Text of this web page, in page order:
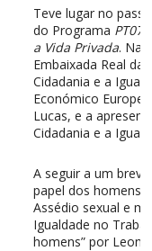
Teve lugar no
do Programa
a Vida Privada. Na
Embaixada Real
Cidadania e a
Económico
Lucas, e a
Cidadania e a
A seguir a um
papel dos homens
Assédio sexual e
Igualdade no
homens” por